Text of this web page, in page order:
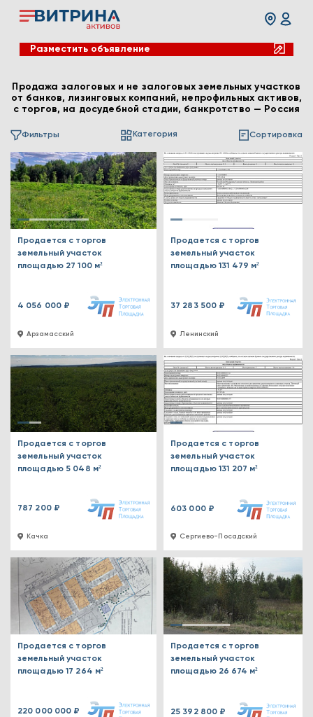
Разместить объявление
Продажа залоговых и не залоговых земельных участков
от банков, лизинговых компаний, непрофильных активов,
с торгов, на досудебной стадии, банкротство — Россия
Фильтры Категория Сортировка
Арзамасский
Продается с торгов
земельный участок
площадью 27 100 м²
4 056 000 ₽
Ленинский
Продается с торгов
земельный участок
площадью 131 479 м²
37 283 500 ₽
Качка
Продается с торгов
земельный участок
площадью 5 048 м²
787 200 ₽
Сергиево-Посадский
Продается с торгов
земельный участок
площадью 131 207 м²
603 000 ₽
Продается с торгов
земельный участок
площадью 17 264 м²
220 000 000 ₽
Продается с торгов
земельный участок
площадью 26 674 м²
25 392 800 ₽